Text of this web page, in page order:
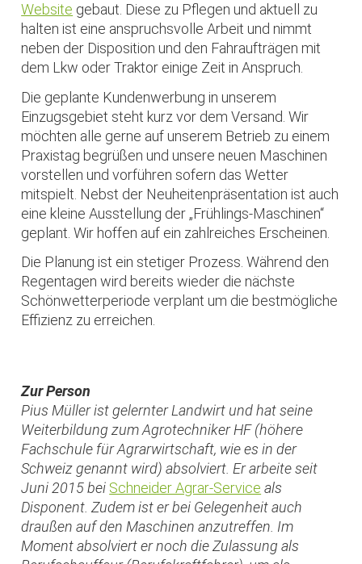
Website gebaut. Diese zu Pflegen und aktuell zu
halten ist eine anspruchsvolle Arbeit und nimmt
neben der Disposition und den Fahraufträgen mit
dem Lkw oder Traktor einige Zeit in Anspruch.
Die geplante Kundenwerbung in unserem
Einzugsgebiet steht kurz vor dem Versand. Wir
möchten alle gerne auf unserem Betrieb zu einem
Praxistag begrüßen und unsere neuen Maschinen
vorstellen und vorführen sofern das Wetter
mitspielt. Nebst der Neuheitenpräsentation ist auch
eine kleine Ausstellung der „Frühlings-Maschinen“
geplant. Wir hoffen auf ein zahlreiches Erscheinen.
Die Planung ist ein stetiger Prozess. Während den
Regentagen wird bereits wieder die nächste
Schönwetterperiode verplant um die bestmögliche
Effizienz zu erreichen.
Zur Person
Pius Müller ist gelernter Landwirt und hat seine
Weiterbildung zum Agrotechniker HF (höhere
Fachschule für Agrarwirtschaft, wie es in der
Schweiz genannt wird) absolviert. Er arbeite seit
Juni 2015 bei Schneider Agrar-Service als
Disponent. Zudem ist er bei Gelegenheit auch
draußen auf den Maschinen anzutreffen. Im
Moment absolviert er noch die Zulassung als